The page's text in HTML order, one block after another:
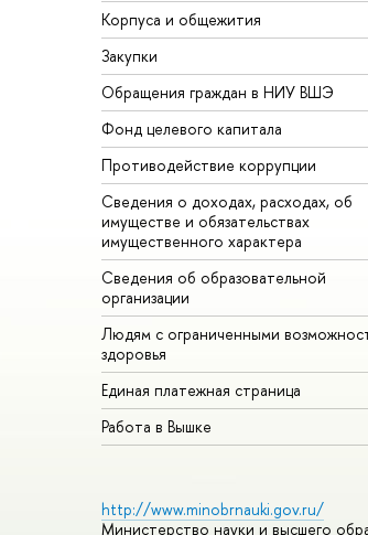
Корпуса и общежития
Закупки
Обращения граждан в НИУ ВШЭ
Фонд целевого капитала
Противодействие коррупции
Сведения о доходах, расходах, об
имуществе и обязательствах
имущественного характера
Сведения об образовательной
организации
Людям с ограниченными
здоровья
Единая платежная страница
Работа в Вышке
http://www.minobrnauki.gov.ru/
Министерство науки и высшего